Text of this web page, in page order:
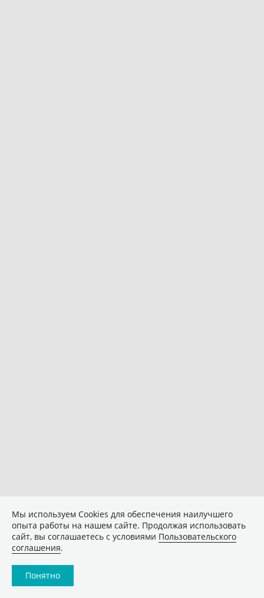
Мы используем Сookies для обеспечения наилучшего
опыта работы на нашем сайте. Продолжая использовать
сайт, вы соглашаетесь с условиями Пользовательского
соглашения.
Понятно